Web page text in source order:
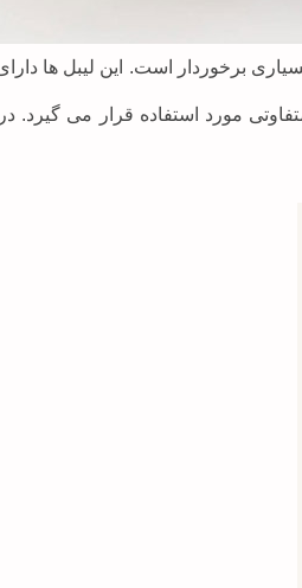
برخوردار است. این لیبل ها
مورد استفاده قرار می